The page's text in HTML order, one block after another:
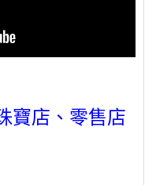
寶店、零售店